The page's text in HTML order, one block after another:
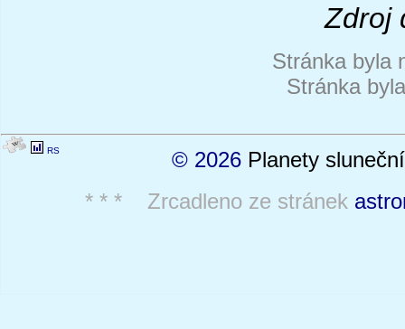
Zdroj
Stránka byla
Stránka
RS © 2026 Planety
* * * Zrcadleno ze stránek